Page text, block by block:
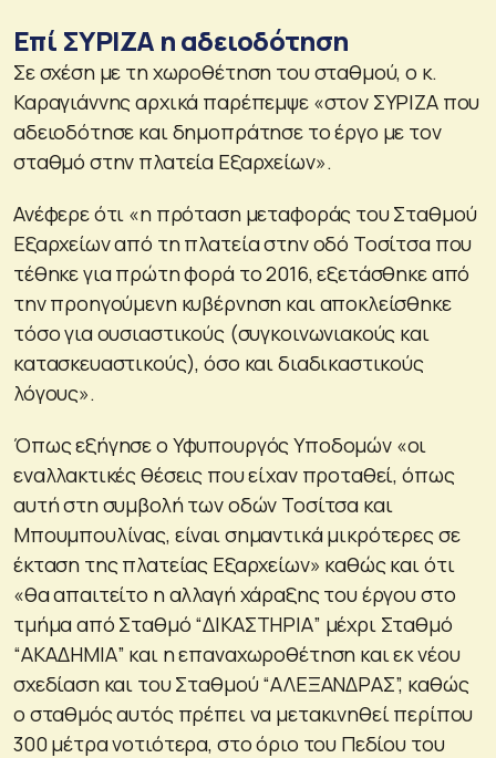
Επί ΣΥΡΙΖΑ η αδειοδότηση
Σε σχέση με τη χωροθέτηση του σταθμού, ο κ.
Καραγιάννης αρχικά παρέπεμψε «στον ΣΥΡΙΖΑ που
αδειοδότησε και δημοπράτησε το έργο με τον
σταθμό στην πλατεία Εξαρχείων».
Ανέφερε ότι «η πρόταση μεταφοράς του Σταθμού
Εξαρχείων από τη πλατεία στην οδό Τοσίτσα που
τέθηκε για πρώτη φορά το 2016, εξετάσθηκε από
την προηγούμενη κυβέρνηση και αποκλείσθηκε
τόσο για ουσιαστικούς (συγκοινωνιακούς και
κατασκευαστικούς), όσο και διαδικαστικούς
λόγους».
Όπως εξήγησε ο Υφυπουργός Υποδομών «οι
εναλλακτικές θέσεις που είχαν προταθεί, όπως
αυτή στη συμβολή των οδών Τοσίτσα και
Μπουμπουλίνας, είναι σημαντικά μικρότερες σε
έκταση της πλατείας Εξαρχείων» καθώς και ότι
«θα απαιτείτο η αλλαγή χάραξης του έργου στο
τμήμα από Σταθμό “ΔΙΚΑΣΤΗΡΙΑ” μέχρι Σταθμό
“ΑΚΑΔΗΜΙΑ” και η επαναχωροθέτηση και εκ νέου
σχεδίαση και του Σταθμού “ΑΛΕΞΑΝΔΡΑΣ”, καθώς
ο σταθμός αυτός πρέπει να μετακινηθεί περίπου
300 μέτρα νοτιότερα, στο όριο του Πεδίου του